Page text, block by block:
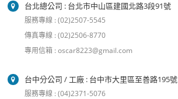
台北總公司 : 台北市中山區建國北路3段91號
服務專線 : (02)2507-5545
傳真專線 : (02)2506-8770
專用信箱 : oscar8223@gmail.com
台中分公司 / 工廠 : 台中市大里區至善路195號
服務專線 : (04)2371-5076